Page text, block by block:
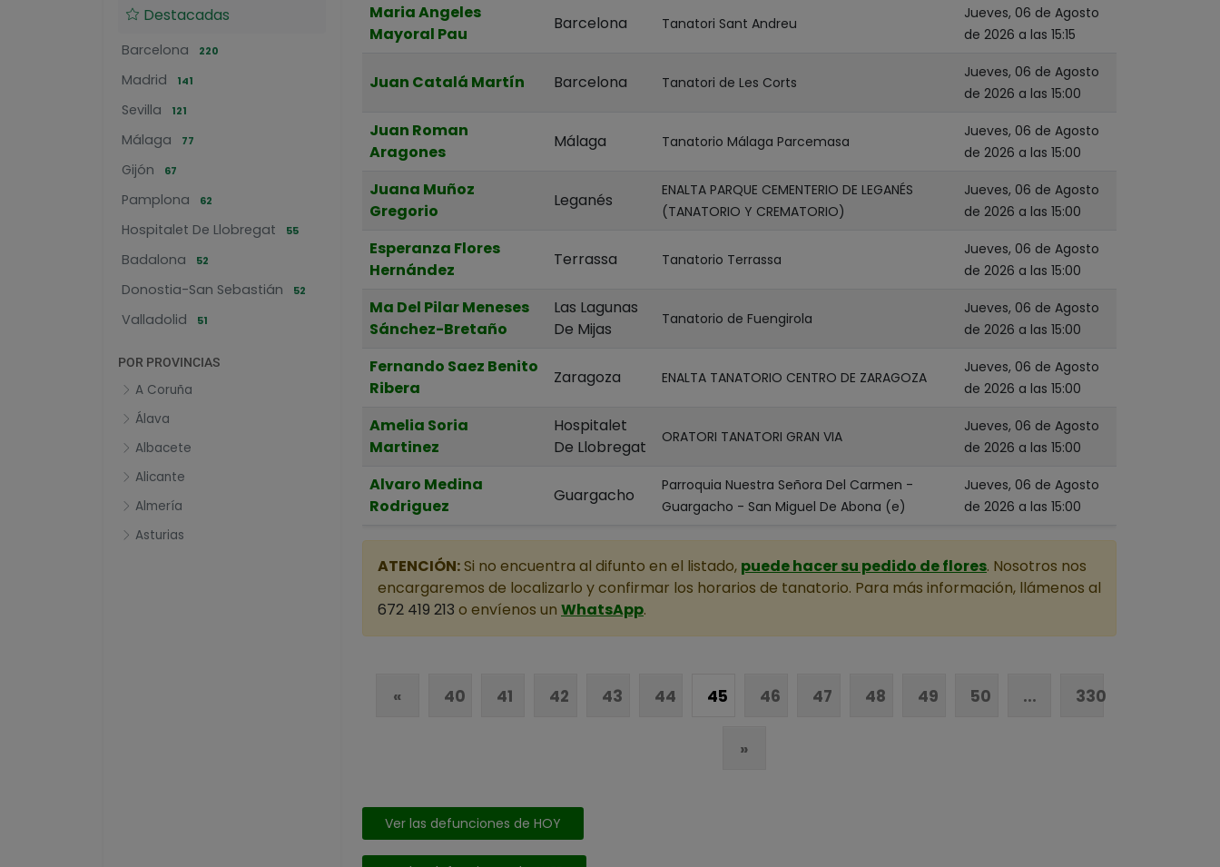
Destacadas
Barcelona 220
Madrid 141
Sevilla 121
Málaga 77
Gijón 67
Pamplona 62
Hospitalet De Llobregat 55
Badalona 52
Donostia-San Sebastián 52
Valladolid 51
POR PROVINCIAS
A Coruña
Álava
Albacete
Alicante
Almería
Asturias
Maria Angeles
Mayoral Pau
Barcelona Tanatori Sant Andreu
Jueves, 06 de Agosto
de 2026 a las 15:15
Juan Catalá Martín Barcelona Tanatori de Les Corts
Jueves, 06 de Agosto
de 2026 a las 15:00
Juan Roman
Aragones
Málaga Tanatorio Málaga Parcemasa
Jueves, 06 de Agosto
de 2026 a las 15:00
Juana Muñoz
Gregorio
Leganés
ENALTA PARQUE CEMENTERIO DE LEGANÉS
(TANATORIO Y CREMATORIO)
Jueves, 06 de Agosto
de 2026 a las 15:00
Esperanza Flores
Hernández
Terrassa Tanatorio Terrassa
Jueves, 06 de Agosto
de 2026 a las 15:00
Ma Del Pilar Meneses
Sánchez-Bretaño
Las Lagunas
De Mijas
Tanatorio de Fuengirola
Jueves, 06 de Agosto
de 2026 a las 15:00
Fernando Saez Benito
Ribera
Zaragoza ENALTA TANATORIO CENTRO DE ZARAGOZA
Jueves, 06 de Agosto
de 2026 a las 15:00
Amelia Soria
Martinez
Hospitalet
De Llobregat
ORATORI TANATORI GRAN VIA
Jueves, 06 de Agosto
de 2026 a las 15:00
Alvaro Medina
Rodriguez
Guargacho
Parroquia Nuestra Señora Del Carmen -
Guargacho - San Miguel De Abona (e)
Jueves, 06 de Agosto
de 2026 a las 15:00
ATENCIÓN:Si no encuentra al difunto en el listado, puede hacer su pedido de flores. Nosotros nos
encargaremos de localizarlo y confirmar los horarios de tanatorio. Para más información, llámenos al
672 419 213 o envíenos un WhatsApp.
« 40 41 42 43 44 45 46 47 48 49 50 ... 330
»
Ver las defunciones de HOY